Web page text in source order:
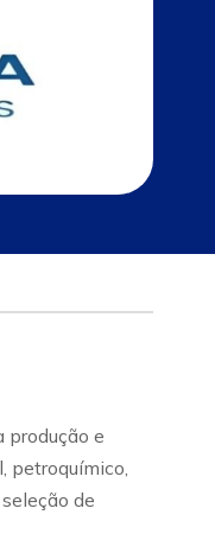
produção e
petroquímico,
de